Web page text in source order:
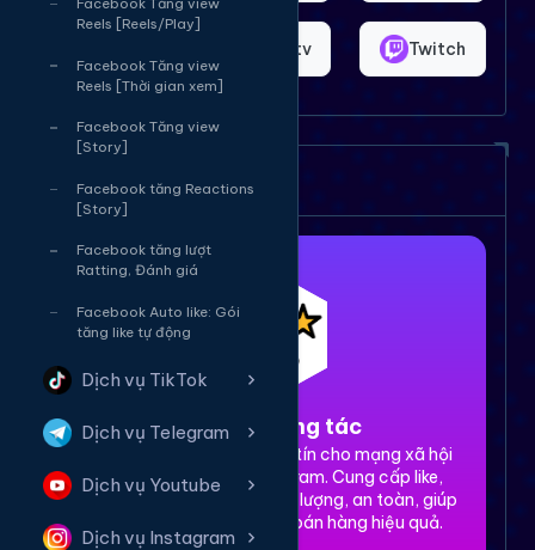
Facebook Tăng view
Reels [Reels/Play]
Facebook Tăng view
Reels [Thời gian xem]
Facebook Tăng view
[Story]
Facebook tăng Reactions
[Story]
Facebook tăng lượt
Ratting, Đánh giá
Facebook Auto like: Gói
tăng like tự động
Dịch vụ TikTok
Dịch vụ Telegram
Dịch vụ Youtube
Dịch vụ Instagram
Bigo.tv Twitch
Dịch vụ của chúng tôi
1. Tăng tương tác
Dịch vụ tăng tương tác uy tín cho mạng xã hội
Facebook, TikTok, Instagram. Cung cấp like,
share, comment, view chất lượng, an toàn, giúp
xây dựng thương hiệu và bán hàng hiệu quả.